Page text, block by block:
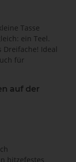
Tasse
ein Teel.
Dreifache! Ideal
für
auf der
hitzefestes